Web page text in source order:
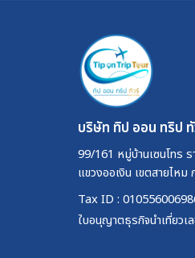
บริษัท ทิป ออน ทริป
99/161 หมู่บ้านเซนโทร
แขวงออเงิน เขตสายไห
Tax ID :
ใบอนุญาตธุรกิจนำเที่ยวเ